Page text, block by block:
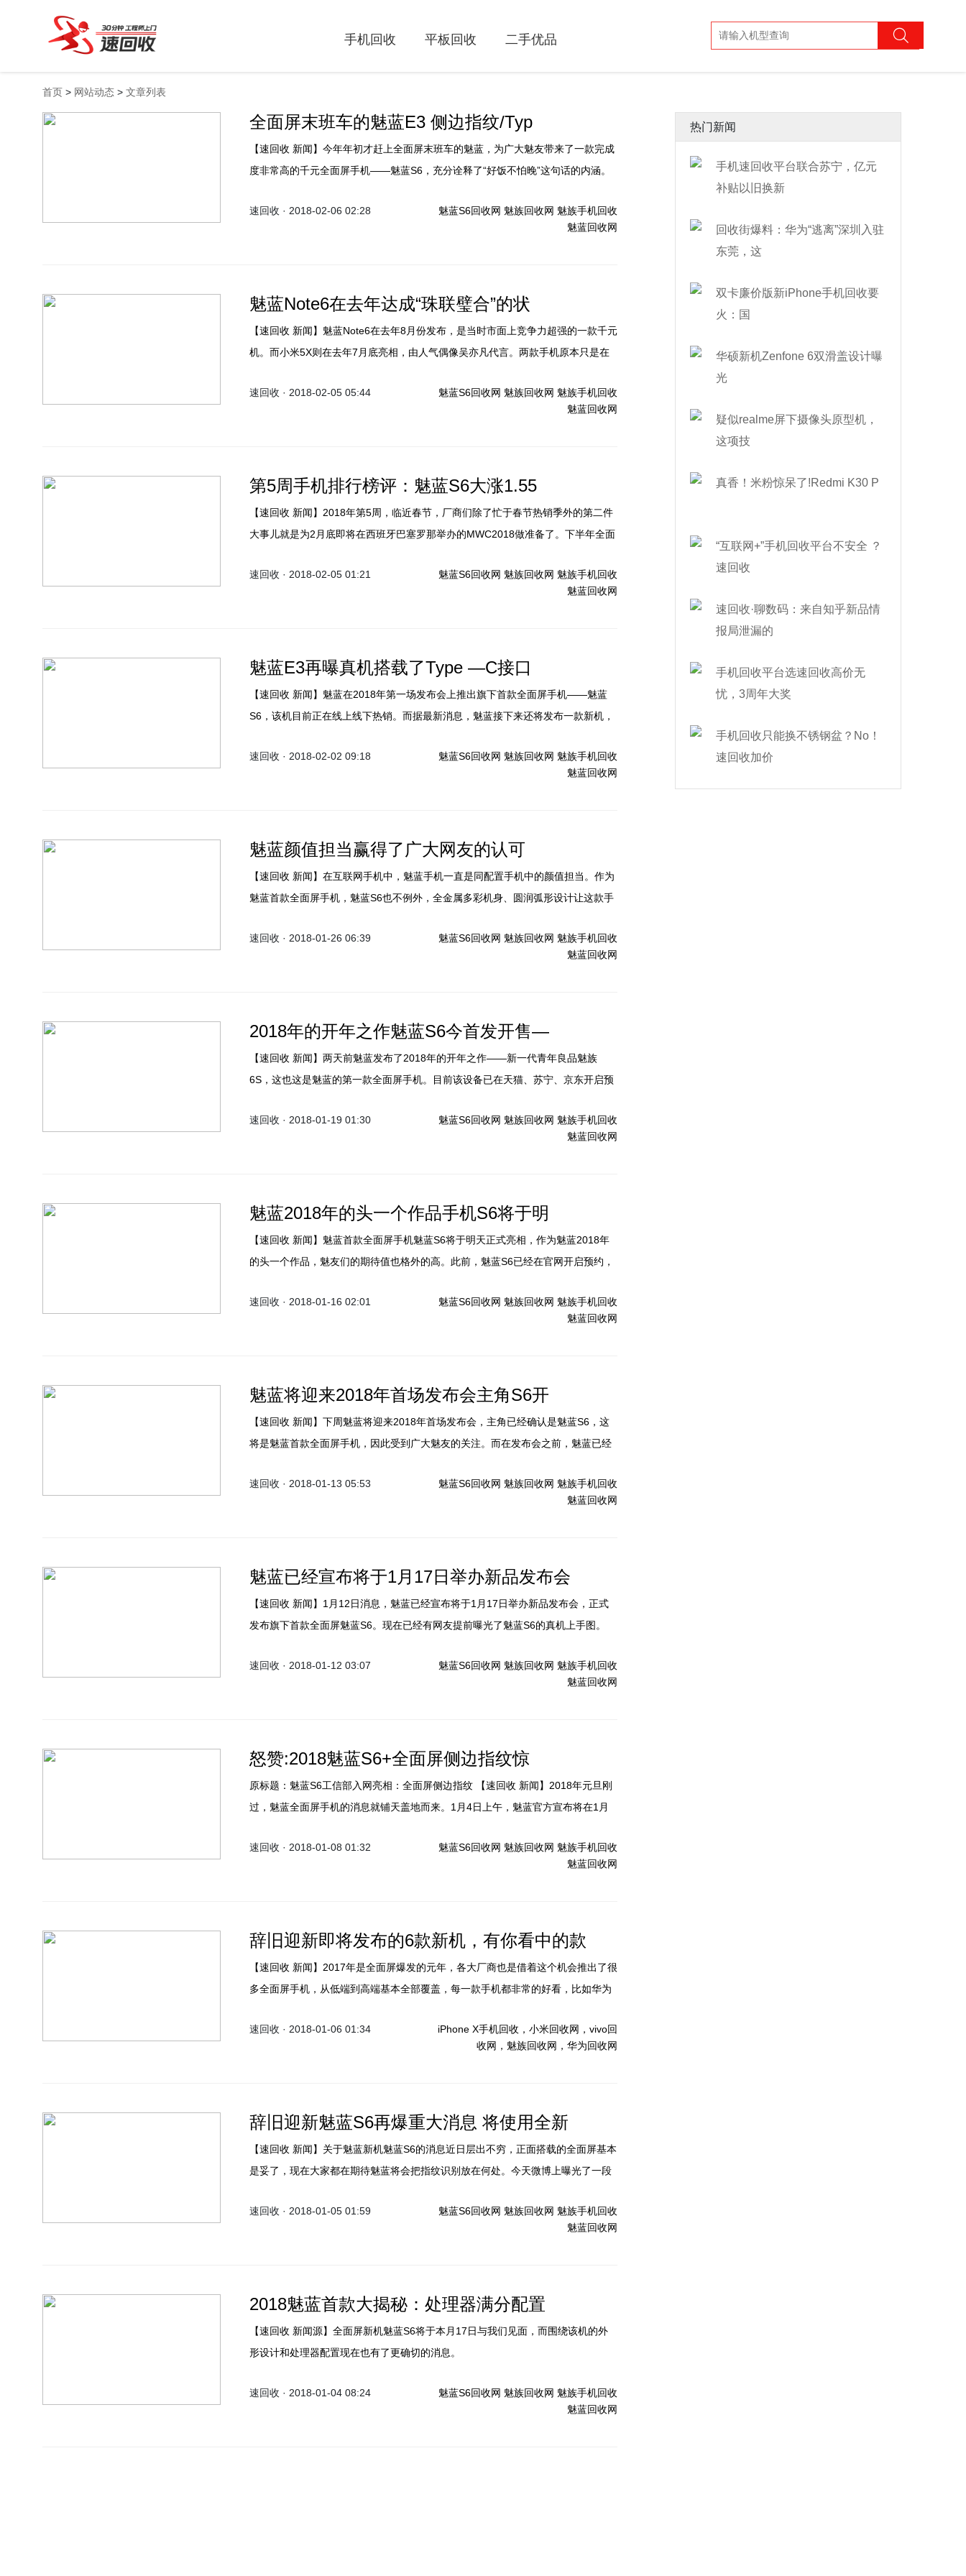
手机回收 平板回收 二手优品
首页 > 网站动态 > 文章列表
全面屏末班车的魅蓝E3 侧边指纹/Typ
【速回收 新闻】今年年初才赶上全面屏末班车的魅蓝，为广大魅友带来了一款完成
度非常高的千元全面屏手机——魅蓝S6，充分诠释了“好饭不怕晚”这句话的内涵。
属于定位更高的E系列，型号名为魅蓝E3。
速回收 · 2018-02-06 02:28 魅蓝S6回收网 魅族回收网 魅族手机回收
魅蓝回收网
魅蓝Note6在去年达成“珠联璧合”的状
【速回收 新闻】魅蓝Note6在去年8月份发布，是当时市面上竞争力超强的一款千元
机。而小米5X则在去年7月底亮相，由人气偶像吴亦凡代言。两款手机原本只是在
璧合”，达成“水乳交融”的状态，这是怎么一回事呢？
速回收 · 2018-02-05 05:44 魅蓝S6回收网 魅族回收网 魅族手机回收
魅蓝回收网
第5周手机排行榜评：魅蓝S6大涨1.55
【速回收 新闻】2018年第5周，临近春节，厂商们除了忙于春节热销季外的第二件
大事儿就是为2月底即将在西班牙巴塞罗那举办的MWC2018做准备了。下半年全面
些机型最受用户青睐呢？一起来看第5周手机排行榜评。
速回收 · 2018-02-05 01:21 魅蓝S6回收网 魅族回收网 魅族手机回收
魅蓝回收网
魅蓝E3再曝真机搭载了Type —C接口
【速回收 新闻】魅蓝在2018年第一场发布会上推出旗下首款全面屏手机——魅蓝
S6，该机目前正在线上线下热销。而据最新消息，魅蓝接下来还将发布一款新机，
图片，而今天该机又传出了新料，我们一起来围观下。
速回收 · 2018-02-02 09:18 魅蓝S6回收网 魅族回收网 魅族手机回收
魅蓝回收网
魅蓝颜值担当赢得了广大网友的认可
【速回收 新闻】在互联网手机中，魅蓝手机一直是同配置手机中的颜值担当。作为
魅蓝首款全面屏手机，魅蓝S6也不例外，全金属多彩机身、圆润弧形设计让这款手
器，拥有创新的Super mBack交互，以及独特的侧边指纹识别，拥有千元全面屏手
机中独一无二的体验。自发售以来，魅蓝S6在京东的好评率高达100%，赢得了广
速回收 · 2018-01-26 06:39 魅蓝S6回收网 魅族回收网 魅族手机回收
魅蓝回收网
2018年的开年之作魅蓝S6今首发开售—
【速回收 新闻】两天前魅蓝发布了2018年的开年之作——新一代青年良品魅族
6S，这也这是魅蓝的第一款全面屏手机。目前该设备已在天猫、苏宁、京东开启预
美、迪信通、乐语线下开售。魅蓝S6拥有32GB和64GB两个版本，售价分别为999
速回收 · 2018-01-19 01:30 魅蓝S6回收网 魅族回收网 魅族手机回收
魅蓝回收网
魅蓝2018年的头一个作品手机S6将于明
【速回收 新闻】魅蓝首款全面屏手机魅蓝S6将于明天正式亮相，作为魅蓝2018年
的头一个作品，魅友们的期待值也格外的高。此前，魅蓝S6已经在官网开启预约，
张疑似魅蓝S6的宣传册图片，之前的种种传闻得到印证。
速回收 · 2018-01-16 02:01 魅蓝S6回收网 魅族回收网 魅族手机回收
魅蓝回收网
魅蓝将迎来2018年首场发布会主角S6开
【速回收 新闻】下周魅蓝将迎来2018年首场发布会，主角已经确认是魅蓝S6，这
将是魅蓝首款全面屏手机，因此受到广大魅友的关注。而在发布会之前，魅蓝已经
可免费预约，预约成功还有机会赢好礼。
速回收 · 2018-01-13 05:53 魅蓝S6回收网 魅族回收网 魅族手机回收
魅蓝回收网
魅蓝已经宣布将于1月17日举办新品发布会
【速回收 新闻】1月12日消息，魅蓝已经宣布将于1月17日举办新品发布会，正式
发布旗下首款全面屏魅蓝S6。现在已经有网友提前曝光了魅蓝S6的真机上手图。
速回收 · 2018-01-12 03:07 魅蓝S6回收网 魅族回收网 魅族手机回收
魅蓝回收网
怒赞:2018魅蓝S6+全面屏侧边指纹惊
原标题：魅蓝S6工信部入网亮相：全面屏侧边指纹 【速回收 新闻】2018年元旦刚
过，魅蓝全面屏手机的消息就铺天盖地而来。1月4日上午，魅蓝官方宣布将在1月
们可以一窥端倪。
速回收 · 2018-01-08 01:32 魅蓝S6回收网 魅族回收网 魅族手机回收
魅蓝回收网
辞旧迎新即将发布的6款新机，有你看中的款
【速回收 新闻】2017年是全面屏爆发的元年，各大厂商也是借着这个机会推出了很
多全面屏手机，从低端到高端基本全部覆盖，每一款手机都非常的好看，比如华为
速回收 · 2018-01-06 01:34
iPhone X手机回收，小米回收网，vivo回
收网，魅族回收网，华为回收网
辞旧迎新魅蓝S6再爆重大消息 将使用全新
【速回收 新闻】关于魅蓝新机魅蓝S6的消息近日层出不穷，正面搭载的全面屏基本
是妥了，现在大家都在期待魅蓝将会把指纹识别放在何处。今天微博上曝光了一段
速回收 · 2018-01-05 01:59
魅蓝S6回收网 魅族回收网 魅族手机回收
魅蓝回收网
2018魅蓝首款大揭秘：处理器满分配置
【速回收 新闻源】全面屏新机魅蓝S6将于本月17日与我们见面，而围绕该机的外
形设计和处理器配置现在也有了更确切的消息。
速回收 · 2018-01-04 08:24 魅蓝S6回收网 魅族回收网 魅族手机回收
魅蓝回收网
热门新闻
手机速回收平台联合苏宁，亿元
补贴以旧换新
回收街爆料：华为“逃离”深圳入驻
东莞，这
双卡廉价版新iPhone手机回收要
火：国
华硕新机Zenfone 6双滑盖设计曝
光
疑似realme屏下摄像头原型机，
这项技
真香！米粉惊呆了!Redmi K30 P
“互联网+”手机回收平台不安全 ？
速回收
速回收·聊数码：来自知乎新品情
报局泄漏的
手机回收平台选速回收高价无
忧，3周年大奖
手机回收只能换不锈钢盆？No！
速回收加价